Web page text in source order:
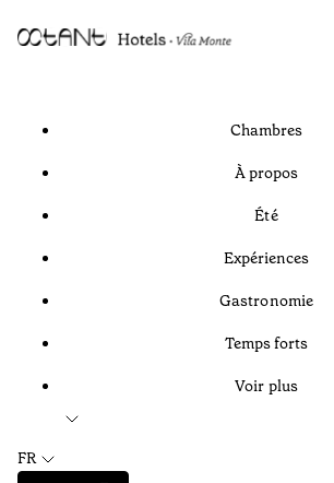
Chambres
À propos
Été
Expériences
Gastronomie
Temps forts
Voir plus
FR